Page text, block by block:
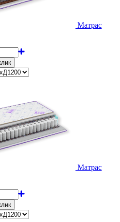
Матрас
Матрас